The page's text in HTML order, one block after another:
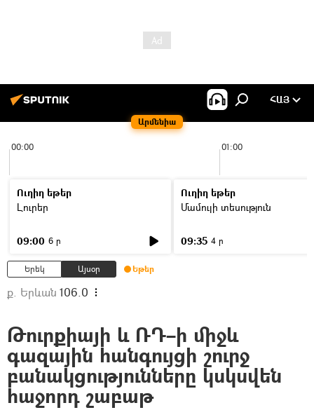
Արմենիա
ՀԱՅ
00:00 01:00
Ուղիղ եթեր
Լուրեր
09:00 6 ր
Ուղիղ եթեր
Մամուլի տեսություն
09:35 4 ր
Երեկ Այսօր Եթեր
ք. Երևան 106.0
Թուրքիայի և ՌԴ–ի միջև
գազային հանգույցի շուրջ
բանակցությունները կսկսվեն
հաջորդ շաբաթ